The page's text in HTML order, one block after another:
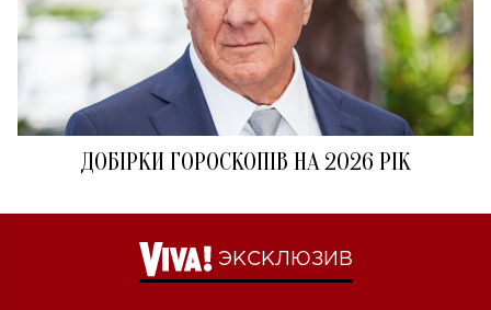
ДОБІРКИ ГОРОСКОПІВ НА 2026 РІК
ЭКСКЛЮЗИВ